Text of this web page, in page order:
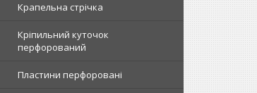
Крапельна стрічка
Кріпильний куточок
перфорований
Пластини перфоровані